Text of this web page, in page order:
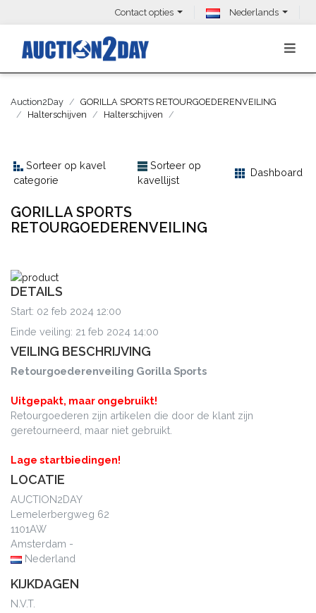
Contact opties Nederlands
Auction2Day
GORILLA SPORTS RETOURGOEDERENVEILING
Halterschijven
Halterschijven
Sorteer op kavel
categorie
Sorteer op
kavellijst
Dashboard
GORILLA SPORTS
RETOURGOEDERENVEILING
DETAILS
Start: 02 feb 2024 12:00
Einde veiling: 21 feb 2024 14:00
VEILING BESCHRIJVING
Retourgoederenveiling Gorilla Sports
Uitgepakt, maar ongebruikt!
Retourgoederen zijn artikelen die door de klant zijn
geretourneerd, maar niet gebruikt.
Lage startbiedingen!
LOCATIE
AUCTION2DAY
Lemelerbergweg 62
1101AW
Amsterdam -
Nederland
KIJKDAGEN
N.V.T.